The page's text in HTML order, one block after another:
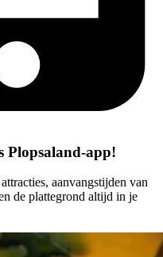
Plopsaland-app!
aanvangstijden van
de plattegrond altijd in je